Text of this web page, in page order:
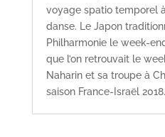
voyage spatio temporel
danse. Le Japon
Philharmonie le week-
que l’on retrouvait le
Naharin et sa troupe à
saison France-Israël 2018.